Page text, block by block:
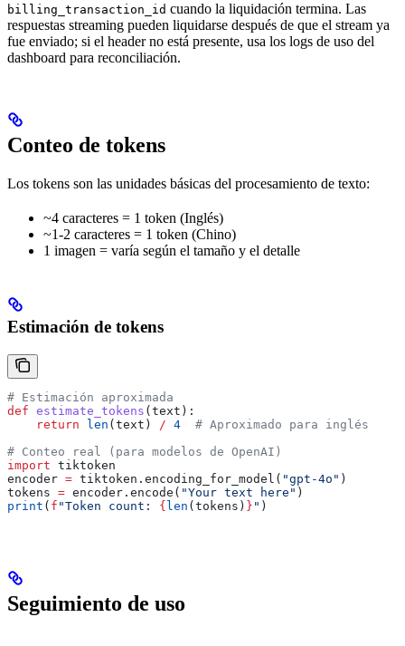
billing_transaction_id cuando la liquidación termina. Las
respuestas streaming pueden liquidarse después de que el stream ya
fue enviado; si el header no está presente, usa los logs de uso del
dashboard para reconciliación.
Conteo de tokens
Los tokens son las unidades básicas del procesamiento de texto:
~4 caracteres = 1 token (Inglés)
~1-2 caracteres = 1 token (Chino)
1 imagen = varía según el tamaño y el detalle
Estimación de tokens
# Estimación aproximada
def estimate_tokens ( text ):
    return
len (text) / 4
  # Aproximado para inglés
# Conteo real (para modelos de OpenAI)
import tiktoken
encoder = tiktoken.encoding_for_model( "gpt-4o" )
tokens = encoder.encode( "Your text here" )
print ( f "Token count: { len (tokens) } " )
Seguimiento de uso